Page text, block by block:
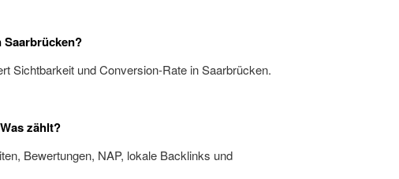
Saarbrücken?
Sichtbarkeit und Conversion-Rate in Saarbrücken.
zählt?
Bewertungen, NAP, lokale Backlinks und